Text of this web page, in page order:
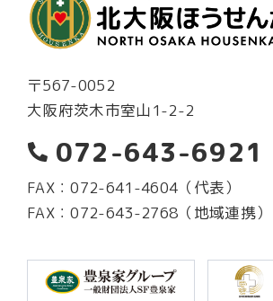
〒567-0052
大阪府茨木市室山1-2-2
072-643-6921
FAX：072-641-4604（代表）
FAX：072-643-2768（地域連携）